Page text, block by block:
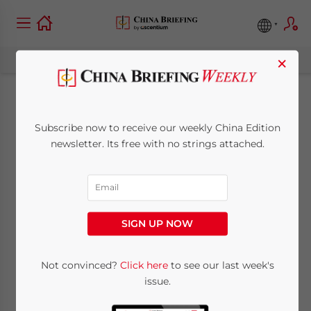
Nouvelles Sanctions
pour les Pollueurs en
Chine
China Briefing
5 minutes
Écrit
×
Subscribe now to receive our weekly China Edition
newsletter. Its free with no strings attached.
SIGN UP NOW
Not convinced? Click hereto see our last week's
issue.